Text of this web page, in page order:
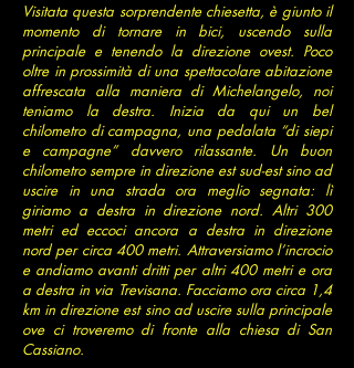
Visitata questa sorprendente chiesetta, è giunto il
momento di tornare in bici, uscendo sulla
principale e tenendo la direzione ovest. Poco
oltre in prossimità di una spettacolare abitazione
affrescata alla maniera di Michelangelo, noi
teniamo la destra. Inizia da qui un bel
chilometro di campagna, una pedalata “di siepi
e campagne” davvero rilassante. Un buon
chilometro sempre in direzione est sud-est sino ad
uscire in una strada ora meglio segnata: lì
giriamo a destra in direzione nord. Altri 300
metri ed eccoci ancora a destra in direzione
nord per circa 400 metri. Attraversiamo l’incrocio
e andiamo avanti dritti per altri 400 metri e ora
a destra in via Trevisana. Facciamo ora circa 1,4
km in direzione est sino ad uscire sulla principale
ove ci troveremo di fronte alla chiesa di San
Cassiano.